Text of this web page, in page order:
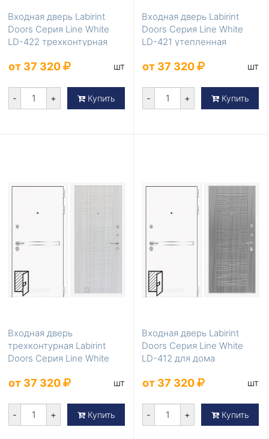
Входная дверь Labirint
Doors Серия Line White
LD-422 трехконтурная
от 37 320 шт
- + Купить
Входная дверь Labirint
Doors Серия Line White
LD-421 утепленная
от 37 320 шт
- + Купить
Входная дверь
трехконтурная Labirint
Doors Серия Line White
от 37 320 шт
- + Купить
Входная дверь Labirint
Doors Серия Line White
LD-412 для дома
от 37 320 шт
- + Купить